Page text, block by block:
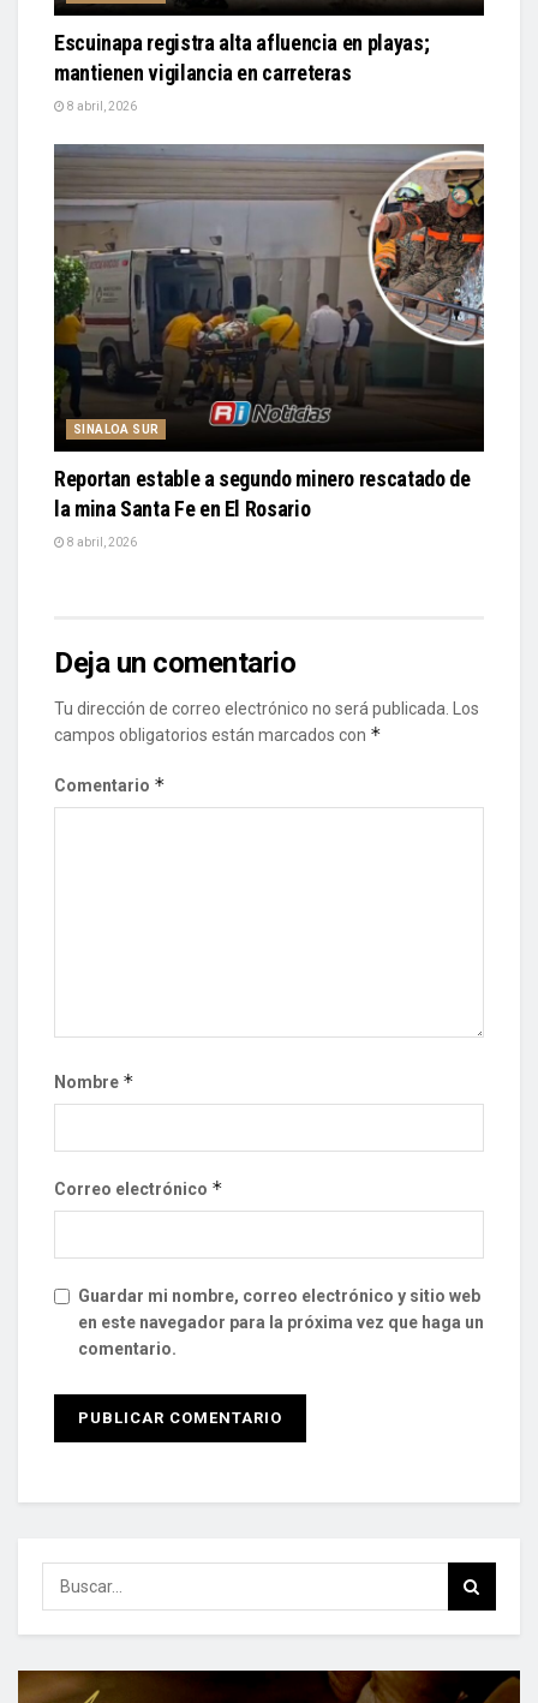
Escuinapa registra alta afluencia en playas;
mantienen vigilancia en carreteras
8 abril, 2026
SINALOA SUR
Reportan estable a segundo minero rescatado de
la mina Santa Fe en El Rosario
8 abril, 2026
Deja un comentario
Tu dirección de correo electrónico no será publicada. Los
campos obligatorios están marcados con *
Comentario *
Nombre *
Correo electrónico *
Guardar mi nombre, correo electrónico y sitio web
en este navegador para la próxima vez que haga un
comentario.